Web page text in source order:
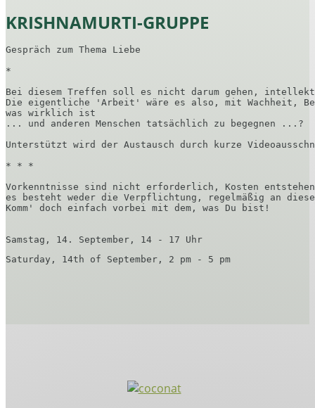
KRISHNAMURTI-GRUPPE
Gespräch zum Thema Liebe
*
Bei diesem Treffen soll es nicht darum gehen,
Die eigentliche 'Arbeit' wäre es also, mit Wachheit,
was wirklich ist
... und anderen Menschen tatsächlich zu begegnen ...?
Unterstützt wird der Austausch durch kurze
* * *
Vorkenntnisse sind nicht erforderlich, Kosten
es besteht weder die Verpflichtung, regelmäßig an
Komm' doch einfach vorbei mit dem, was Du bist!
Samstag, 14. September, 14 - 17 Uhr
Saturday, 14th of September, 2 pm - 5 pm